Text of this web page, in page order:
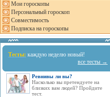
Мои гороскопы
Персональный гороскоп
Совместимость
Подписка на гороскопы
Тесты: каждую неделю новый!
все тесты →
Ревнивы ли вы?
Насколько вы претендуете на
близких вам людей? Пройдите
тест.